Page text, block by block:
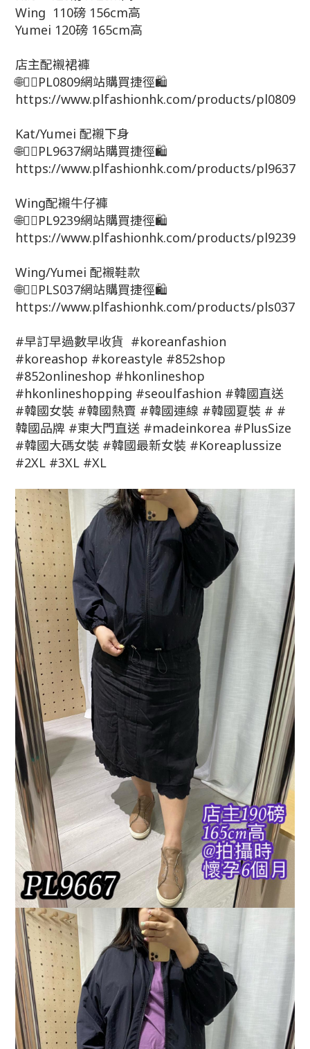
Wing 110磅 156cm高
Yumei 120磅 165cm高
店主配襯裙褲
🌐👇🏻PL0809網站購買捷徑🛍
https://www.plfashionhk.com/products/pl0809
Kat/Yumei 配襯下身
🌐👇🏻PL9637網站購買捷徑🛍
https://www.plfashionhk.com/products/pl9637
Wing配襯牛仔褲
🌐👇🏻PL9239網站購買捷徑🛍
https://www.plfashionhk.com/products/pl9239
Wing/Yumei 配襯鞋款
🌐👇🏻PLS037網站購買捷徑🛍
https://www.plfashionhk.com/products/pls037
#早訂早過數早收貨 #koreanfashion
#koreashop #koreastyle #852shop
#852onlineshop #hkonlineshop
#hkonlineshopping #seoulfashion #韓國直送
#韓國女裝 #韓國熱賣 #韓國連線 #韓國夏裝 # #
韓國品牌 #東大門直送 #madeinkorea #PlusSize
#韓國大碼女裝 #韓國最新女裝 #Koreaplussize
#2XL #3XL #XL